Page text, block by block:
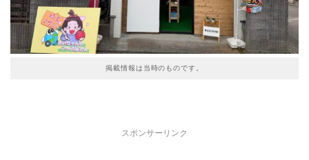
掲載情報は当時のものです。
スポンサーリンク